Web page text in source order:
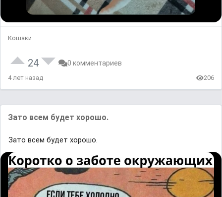
Кошаки
24 0 комментариев
4 лет назад 206
Зато всем будет хорошо.
Зато всем будет хорошо.